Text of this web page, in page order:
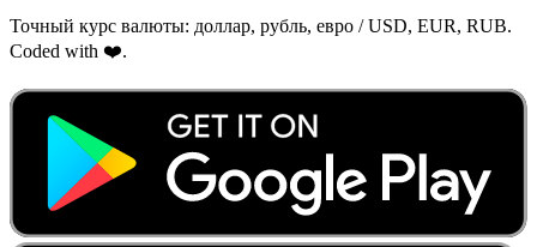
Точный курс валюты: доллар, рубль, евро / USD, EUR, RUB.
Coded with ❤️.